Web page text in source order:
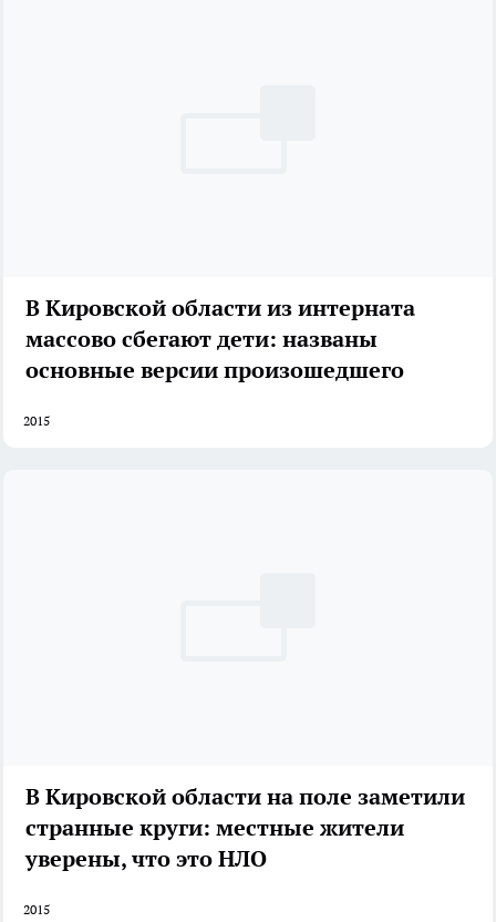
В Кировской области из интерната
массово сбегают дети: названы
основные версии произошедшего
2015
В Кировской области на поле заметили
странные круги: местные жители
уверены, что это НЛО
2015